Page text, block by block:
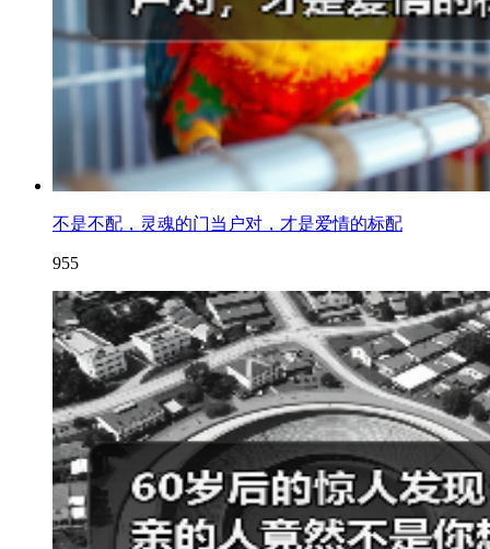
不是不配，灵魂的门当户对，才是爱情的标配
955